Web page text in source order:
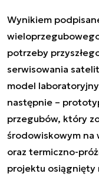
Wynikiem
potrzeby
serwisowania
model
następnie –
przegubów, który
środowiskowym
oraz termiczno-
projektu osiągnięty